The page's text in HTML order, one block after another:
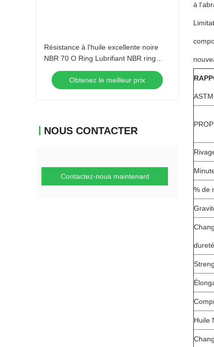
Résistance à l'huile excellente noire
NBR 70 O Ring Lubrifiant NBR ring
pour pompe à eau mécanique
Obtenez le meilleur prix
NOUS CONTACTER
Contactez-nous maintenant
à
% de
Huile